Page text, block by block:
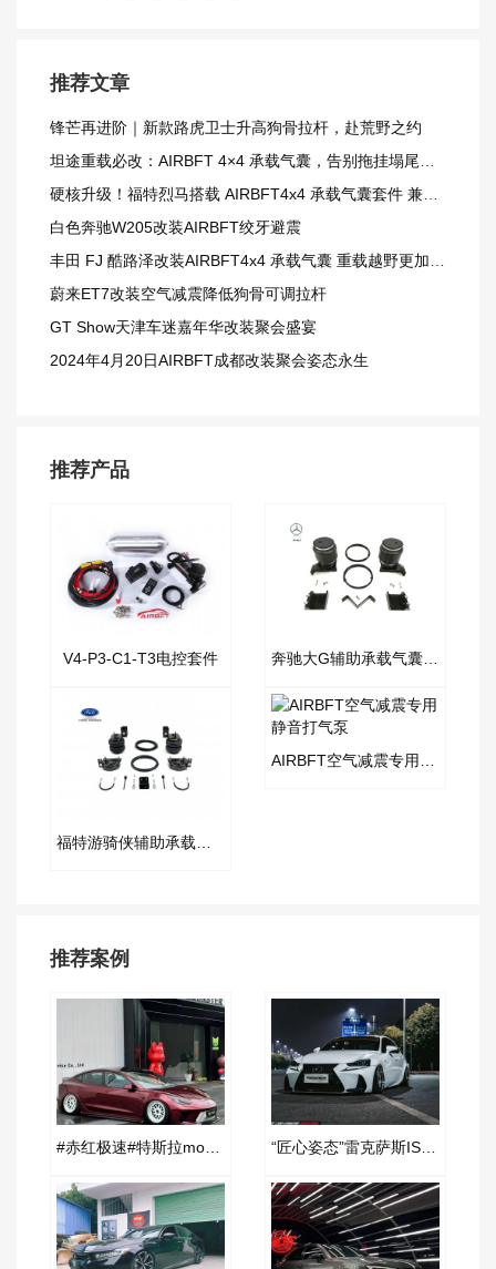
推荐文章
锋芒再进阶｜新款路虎卫士升高狗骨拉杆，赴荒野之约
坦途重载必改：AIRBFT 4×4 承载气囊，告别拖挂塌尾窘境
硬核升级！福特烈马搭载 AIRBFT4x4 承载气囊套件 兼顾载重与越野质感
白色奔驰W205改装AIRBFT绞牙避震
丰田 FJ 酷路泽改装AIRBFT4x4 承载气囊 重载越野更加从容
蔚来ET7改装空气减震降低狗骨可调拉杆
GT Show天津车迷嘉年华改装聚会盛宴
2024年4月20日AIRBFT成都改装聚会姿态永生
推荐产品
V4-P3-C1-T3电控套件 奔驰大G辅助承载气囊套件
福特游骑侠辅助承载气囊套件
AIRBFT空气减震专用静音打气泵
推荐案例
#赤红极速#特斯拉model3改装AIRBFT空气减震案例 “匠心姿态”雷克萨斯IS300改装AIRBFT空气减震案例